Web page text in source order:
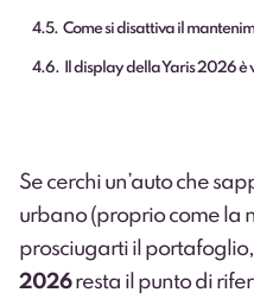
4.5 Come si disattiva il
4.6 Il display della Yaris 2026
Se cerchi un’auto che
urbano (proprio come la
prosciugarti il
2026resta il punto di